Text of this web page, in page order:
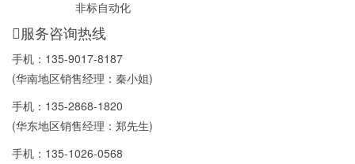
非标自动化
服务咨询热线
手机： 135-9017-8187
(华南地区销售经理：秦小姐)
手机： 135-2868-1820
(华东地区销售经理：郑先生)
手机： 135-1026-0568